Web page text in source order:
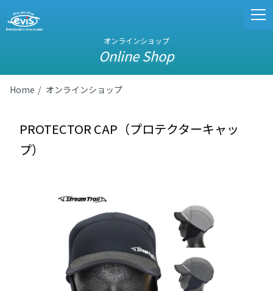
オンラインショップ
Online Shop
Home オンラインショップ
PROTECTOR CAP（プロテクターキャッ
プ）